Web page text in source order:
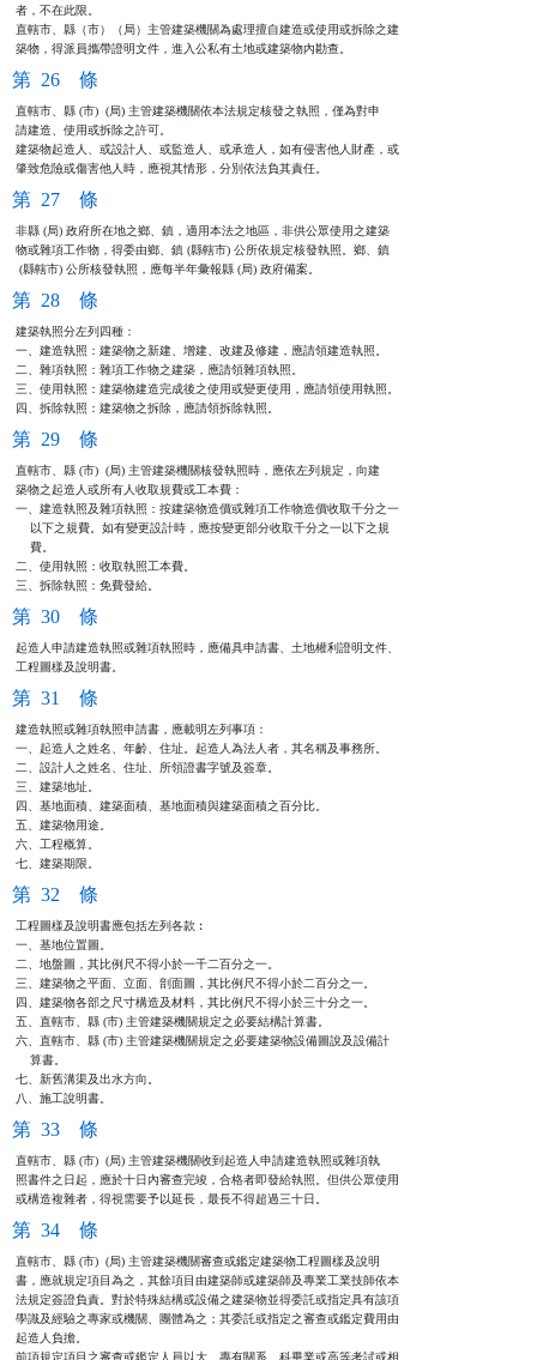
者，不在此限。
直轄市、縣（市）（局）主管建築機關為處理擅自建造或使用或拆除之建
築物，得派員攜帶證明文件，進入公私有土地或建築物內勘查。
第 26 條
直轄市、縣 (市)  (局) 主管建築機關依本法規定核發之執照，僅為對申
請建造、使用或拆除之許可。
建築物起造人、或設計人、或監造人、或承造人，如有侵害他人財產，或
肇致危險或傷害他人時，應視其情形，分別依法負其責任。
第 27 條
非縣 (局) 政府所在地之鄉、鎮，適用本法之地區，非供公眾使用之建築
物或雜項工作物，得委由鄉、鎮 (縣轄市) 公所依規定核發執照。鄉、鎮
(縣轄市) 公所核發執照，應每半年彙報縣 (局) 政府備案。
第 28 條
建築執照分左列四種：
一、建造執照：建築物之新建、增建、改建及修建，應請領建造執照。
二、雜項執照：雜項工作物之建築，應請領雜項執照。
三、使用執照：建築物建造完成後之使用或變更使用，應請領使用執照。
四、拆除執照：建築物之拆除，應請領拆除執照。
第 29 條
直轄市、縣 (市)  (局) 主管建築機關核發執照時，應依左列規定，向建
築物之起造人或所有人收取規費或工本費：
一、建造執照及雜項執照：按建築物造價或雜項工作物造價收取千分之一
    以下之規費。如有變更設計時，應按變更部分收取千分之一以下之規
    費。
二、使用執照：收取執照工本費。
三、拆除執照：免費發給。
第 30 條
起造人申請建造執照或雜項執照時，應備具申請書、土地權利證明文件、
工程圖樣及說明書。
第 31 條
建造執照或雜項執照申請書，應載明左列事項：
一、起造人之姓名、年齡、住址。起造人為法人者，其名稱及事務所。
二、設計人之姓名、住址、所領證書字號及簽章。
三、建築地址。
四、基地面積、建築面積、基地面積與建築面積之百分比。
五、建築物用途。
六、工程概算。
七、建築期限。
第 32 條
工程圖樣及說明書應包括左列各款︰
一、基地位置圖。
二、地盤圖，其比例尺不得小於一千二百分之一。
三、建築物之平面、立面、剖面圖，其比例尺不得小於二百分之一。
四、建築物各部之尺寸構造及材料，其比例尺不得小於三十分之一。
五、直轄市、縣 (市) 主管建築機關規定之必要結構計算書。
六、直轄市、縣 (市) 主管建築機關規定之必要建築物設備圖說及設備計
    算書。
七、新舊溝渠及出水方向。
八、施工說明書。
第 33 條
直轄市、縣 (市)  (局) 主管建築機關收到起造人申請建造執照或雜項執
照書件之日起，應於十日內審查完竣，合格者即發給執照。但供公眾使用
或構造複雜者，得視需要予以延長，最長不得超過三十日。
第 34 條
直轄市、縣 (市)  (局) 主管建築機關審查或鑑定建築物工程圖樣及說明
書，應就規定項目為之，其餘項目由建築師或建築師及專業工業技師依本
法規定簽證負責。對於特殊結構或設備之建築物並得委託或指定具有該項
學識及經驗之專家或機關、團體為之；其委託或指定之審查或鑑定費用由
起造人負擔。